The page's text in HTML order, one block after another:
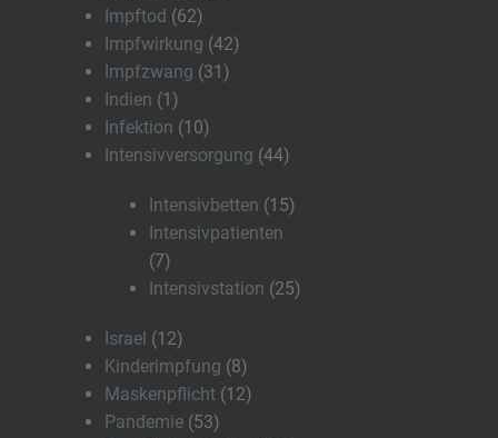
Impftod (62)
Impfwirkung (42)
Impfzwang (31)
Indien (1)
Infektion (10)
Intensivversorgung (44)
Intensivbetten (15)
Intensivpatienten
(7)
Intensivstation (25)
Israel (12)
Kinderimpfung (8)
Maskenpflicht (12)
Pandemie (53)